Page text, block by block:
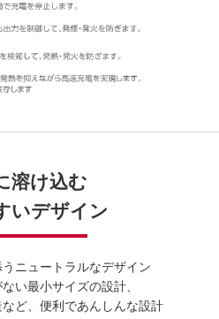
溶け込む
いデザイン
ニュートラルなデザイン
い最小サイズの設計、
ど、便利であんしんな設計